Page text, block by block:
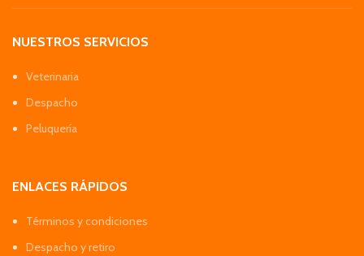
NUESTROS SERVICIOS
Veterinaria
Despacho
Peluquería
ENLACES RÁPIDOS
Términos y condiciones
Despacho y retiro